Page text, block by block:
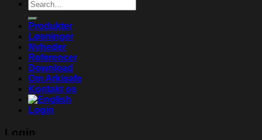
Search
for:
Produkter
Løsninger
Nyheder
Referencer
Download
Om Arkisafe
Kontakt os
Login
Login